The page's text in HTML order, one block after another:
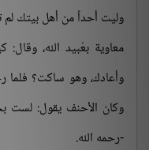
وليت أحداً من أهل بيتك لم
معاوية بعُبيد الله،
وأعادك، وهو ساكت؟
وكان الأحنف يقول: لست
-رحمه الله.